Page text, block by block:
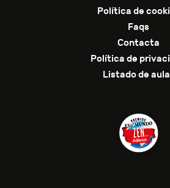
Política de
Faqs
Contacta
Política de
Listado de